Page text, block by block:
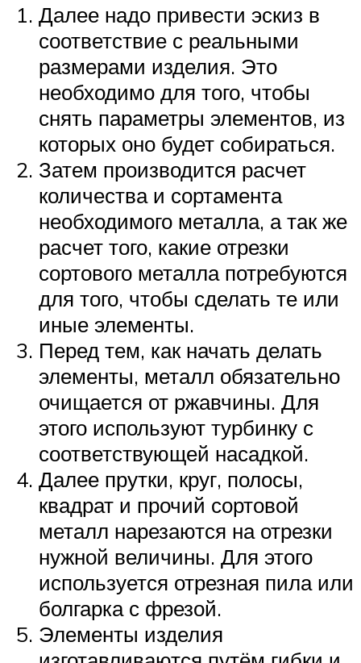
Далее надо привести эскиз в
соответствие с реальными
размерами изделия. Это
необходимо для того, чтобы
снять параметры элементов, из
которых оно будет собираться.
Затем производится расчет
количества и сортамента
необходимого металла, а так же
расчет того, какие отрезки
сортового металла потребуются
для того, чтобы сделать те или
иные элементы.
Перед тем, как начать делать
элементы, металл обязательно
очищается от ржавчины. Для
этого используют турбинку с
соответствующей насадкой.
Далее прутки, круг, полосы,
квадрат и прочий сортовой
металл нарезаются на отрезки
нужной величины. Для этого
используется отрезная пила или
болгарка с фрезой.
Элементы изделия